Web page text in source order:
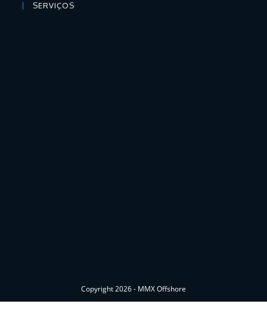
SERVIÇOS
Copyright 2026 - MMX Offshore